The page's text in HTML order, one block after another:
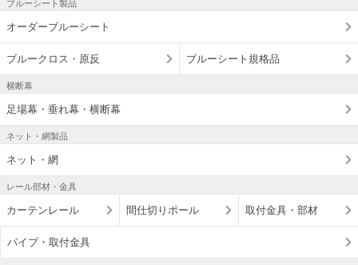
ブルーシート製品
オーダーブルーシート
ブルークロス・原反 ブルーシート規格品
横断幕
足場幕・垂れ幕・横断幕
ネット・網製品
ネット・網
レール部材・金具
カーテンレール 間仕切りポール 取付金具・部材
パイプ・取付金具